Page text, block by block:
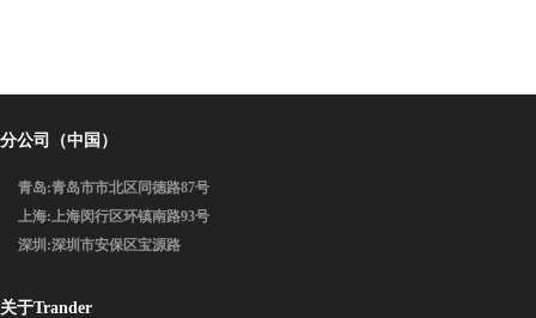
分公司（中国）
青岛:青岛市市北区同德路87号
上海:上海闵行区环镇南路93号
深圳:深圳市安保区宝源路
关于Trander